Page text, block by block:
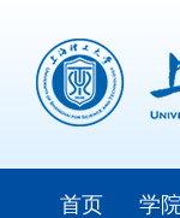
首页 学